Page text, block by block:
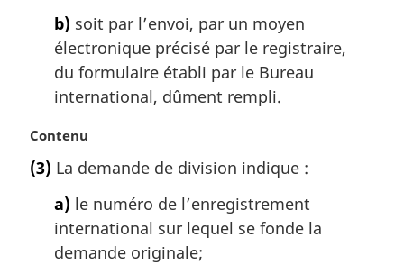
:
b) soit par l’envoi, par un moyen
électronique précisé par le registraire,
du formulaire établi par le Bureau
international, dûment rempli.
N
t
Contenu
(3) La demande de division indique :
a) le numéro de l’enregistrement
international sur lequel se fonde la
demande originale;